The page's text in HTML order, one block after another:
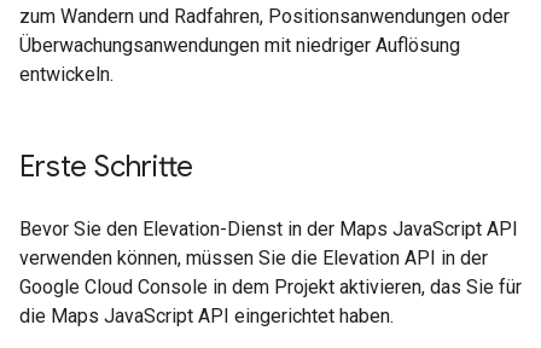
zum Wandern und Radfahren, Positionsanwendungen oder
Überwachungsanwendungen mit niedriger Auflösung
entwickeln.
Erste Schritte
Bevor Sie den Elevation-Dienst in der Maps JavaScript API
verwenden können, müssen Sie die Elevation API in der
Google Cloud Console in dem Projekt aktivieren, das Sie für
die Maps JavaScript API eingerichtet haben.